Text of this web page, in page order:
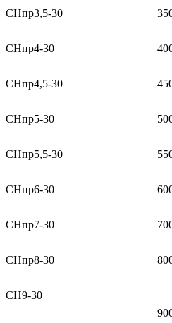
СНпр3,5-30
СНпр4-30
СНпр4,5-30
СНпр5-30
СНпр5,5-30
СНпр6-30
СНпр7-30
СНпр8-30
СН9-30